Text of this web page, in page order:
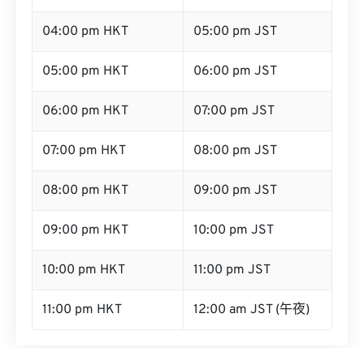
04:00 pm HKT 05:00 pm JST
05:00 pm HKT 06:00 pm JST
06:00 pm HKT 07:00 pm JST
07:00 pm HKT 08:00 pm JST
08:00 pm HKT 09:00 pm JST
09:00 pm HKT 10:00 pm JST
10:00 pm HKT 11:00 pm JST
11:00 pm HKT 12:00 am JST (午夜)